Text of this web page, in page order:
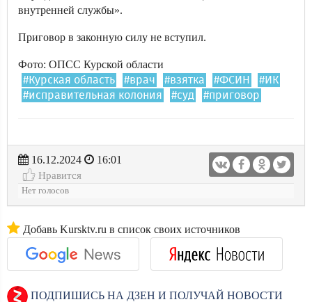
внутренней службы».
Приговор в законную силу не вступил.
Фото: ОПСС Курской области
#Курская область #врач #взятка #ФСИН
#ИК
#исправительная колония
#суд #приговор
16.12.2024
16:01
Нравится
Нет голосов
Добавь Kursktv.ru в список своих источников
ПОДПИШИСЬ НА ДЗЕН И ПОЛУЧАЙ НОВОСТИ